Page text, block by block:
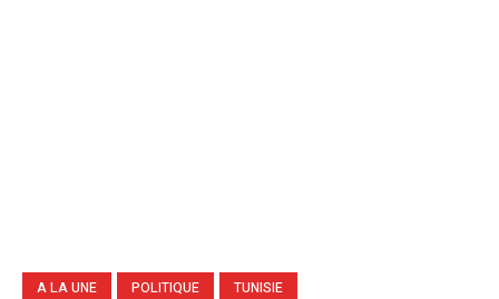
A LA UNE POLITIQUE TUNISIE